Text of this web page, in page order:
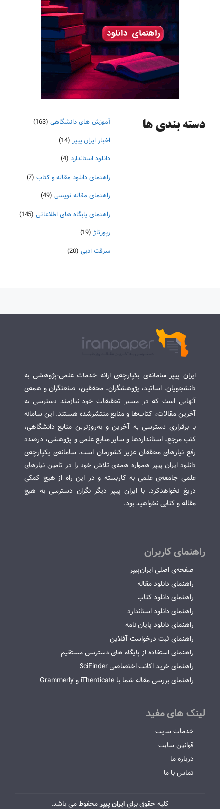
دسته‌ بندی ها آموزش های دانشگاهی (163)
اخبار ایران پیپر (14)
دانلود استاندارد (4)
راهنمای دانلود مقاله و کتاب (7)
راهنمای مقاله نویسی (49)
راهنمای پایگاه های اطلاعاتی (145)
رپورتاژ (19)
سرقت ادبی (20)
ایران پیپر سامانه‌ی یکپارچه‌ی ارائه خدمات علمی-پژوهشی به
دانشجویان، اساتید، پژوهشگران، محققین، صنعتگران و همه‌ی
آنهایی است که در مسیر تحقیقات خود نیازمند دسترسی به
آخرین مقالات، کتاب‌ها و منابع منتشرشده هستند. این سامانه
با برقراری دسترسی به آخرین و به‌روزترین منابع دانشگاهی،
کتب مرجع، استانداردها و سایر منابع علمی و پژوهشی، درصدد
رفع نیازهای محققان عزیز کشورمان است. سامانه‌ی یکپارچه‌ی
دانلود ایران پیپر همواره همه‌ی تلاش خود را در تامین نیازهای
علمی جامعه‌ی علمی به کاربسته و در این راه از هیچ کمکی
دریغ نخواهدکرد. با ایران پیپر دیگر نگران دسترسی به هیچ
مقاله و کتابی نخواهید بود.
راهنمای کاربران
صفحه‌ی اصلی ایران‌پیپر
راهنمای دانلود مقاله
راهنمای دانلود کتاب
راهنمای دانلود استاندارد
راهنمای دانلود پایان نامه
راهنمای ثبت درخواست آفلاین
راهنمای استفاده از پایگاه های دسترسی مستقیم
راهنمای خرید اکانت اختصاصی SciFinder
راهنمای بررسی مقاله شما با iThenticate و Grammerly
لینک های مفید
خدمات سایت
قوانین سایت
درباره ما
تماس با ما
کلیه حقوق برایایران پیپرمحفوظ می باشد.